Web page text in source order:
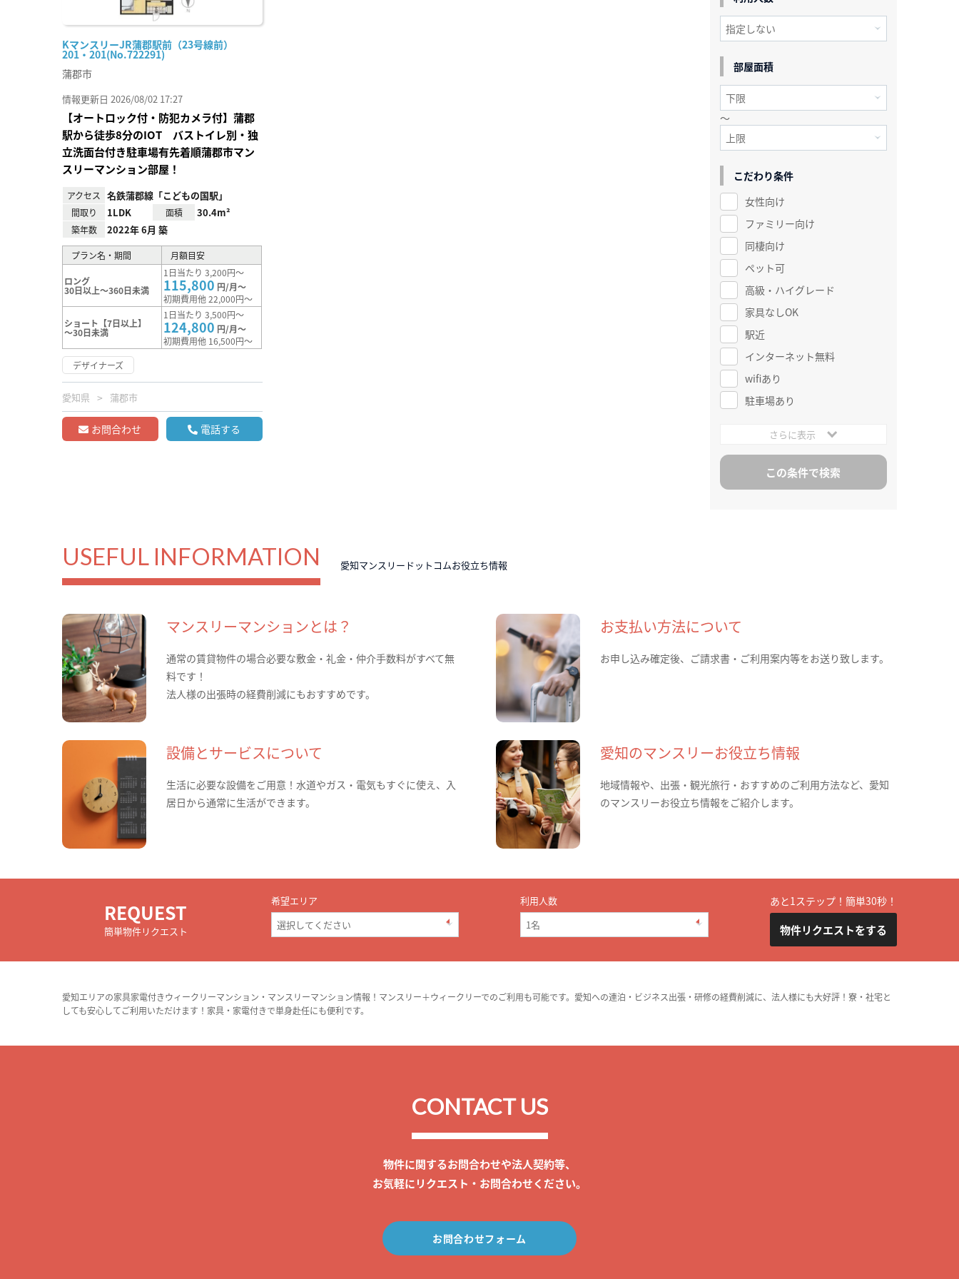
KマンスリーJR蒲郡駅前（23号線前）
201・201(No.722291)
蒲郡市
情報更新日 2026/08/02 17:27
【オートロック付・防犯カメラ付】蒲郡
駅から徒歩8分のIOT バストイレ別・独
立洗面台付き駐車場有先着順蒲郡市マン
スリーマンション部屋！
アクセス 名鉄蒲郡線「こどもの国駅」
間取り 1LDK 面積 30.4m²
築年数 2022年 6月 築
プラン名・期間 月額目安
ロング
30日以上～360日未満
1日当たり 3,200円～
115,800 円/月～
初期費用他 22,000円～
ショート【7日以上】
～30日未満
1日当たり 3,500円～
124,800 円/月～
初期費用他 16,500円～
デザイナーズ
愛知県 蒲郡市
お問合わせ 電話する
部屋面積
～
こだわり条件
女性向け
ファミリー向け
同棲向け
ペット可
高級・ハイグレード
家具なしOK
駅近
インターネット無料
wifiあり
駐車場あり
さらに表示
USEFUL INFORMATION 愛知マンスリードットコムお役立ち情報
マンスリーマンションとは？
通常の賃貸物件の場合必要な敷金・礼金・仲介手数料がすべて無
料です！
法人様の出張時の経費削減にもおすすめです。
お支払い方法について
お申し込み確定後、ご請求書・ご利用案内等をお送り致します。
設備とサービスについて
生活に必要な設備をご用意！水道やガス・電気もすぐに使え、入
居日から通常に生活ができます。
愛知のマンスリーお役立ち情報
地域情報や、出張・観光旅行・おすすめのご利用方法など、愛知
のマンスリーお役立ち情報をご紹介します。
REQUEST
簡単物件リクエスト
希望エリア 利用人数 あと1ステップ！簡単30秒！
物件リクエストをする
愛知エリアの家具家電付きウィークリーマンション・マンスリーマンション情報！マンスリー＋ウィークリーでのご利用も可能です。愛知への連泊・ビジネス出張・研修の経費削減に、法人様にも大好評！寮・社宅と
しても安心してご利用いただけます！家具・家電付きで単身赴任にも便利です。
CONTACT US
物件に関するお問合わせや法人契約等、
お気軽にリクエスト・お問合わせください。
お問合わせフォーム